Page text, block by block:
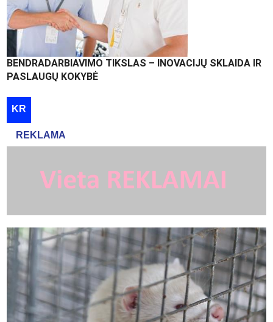
BENDRADARBIAVIMO TIKSLAS – INOVACIJŲ SKLAIDA IR
PASLAUGŲ KOKYBĖ
KR
REKLAMA